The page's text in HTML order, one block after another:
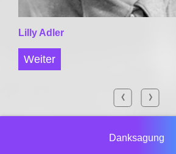
Lilly Adler
Weiter
Danksagung